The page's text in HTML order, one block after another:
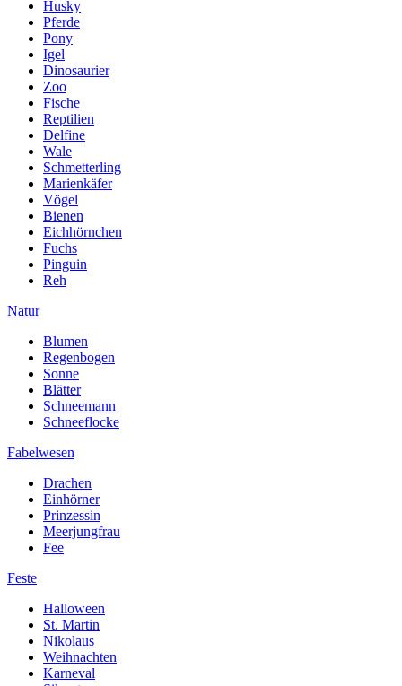
Husky
Pferde
Pony
Igel
Dinosaurier
Zoo
Fische
Reptilien
Delfine
Wale
Schmetterling
Marienkäfer
Vögel
Bienen
Eichhörnchen
Fuchs
Pinguin
Reh
Natur
Blumen
Regenbogen
Sonne
Blätter
Schneemann
Schneeflocke
Fabelwesen
Drachen
Einhörner
Prinzessin
Meerjungfrau
Fee
Feste
Halloween
St. Martin
Nikolaus
Weihnachten
Karneval